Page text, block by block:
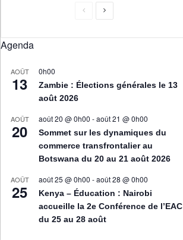
Agenda
AOÛT
13
0h00
Zambie : Élections générales le 13
août 2026
AOÛT
20
août 20 @ 0h00 -août 21 @ 0h00
Sommet sur les dynamiques du
commerce transfrontalier au
Botswana du 20 au 21 août 2026
AOÛT
25
août 25 @ 0h00 -août 28 @ 0h00
Kenya – Éducation : Nairobi
accueille la 2e Conférence de l’EAC
du 25 au 28 août